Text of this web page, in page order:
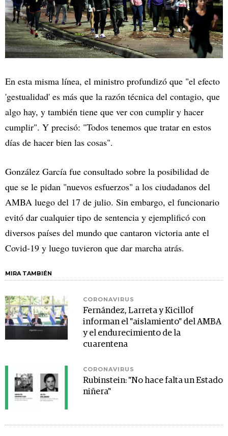
En esta misma línea, el ministro profundizó que "el efecto
'gestualidad' es más que la razón técnica del contagio, que
algo hay, y también tiene que ver con cumplir y hacer
cumplir". Y precisó: "Todos tenemos que tratar en estos
días de hacer bien las cosas".
González García fue consultado sobre la posibilidad de
que se le pidan "nuevos esfuerzos" a los ciudadanos del
AMBA luego del 17 de julio. Sin embargo, el funcionario
evitó dar cualquier tipo de sentencia y ejemplificó con
diversos países del mundo que cantaron victoria ante el
Covid-19 y luego tuvieron que dar marcha atrás.
MIRA TAMBIÉN
CORONAVIRUS
Fernández, Larreta y Kicillof
informan el "aislamiento" del AMBA
y el endurecimiento de la
cuarentena
CORONAVIRUS
Rubinstein: "No hace falta un Estado
niñera"